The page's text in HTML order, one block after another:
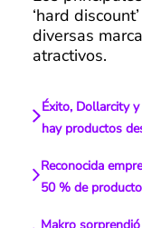
‘hard
diversas
atractivos.
Éxito, Dollarcity
hay productos
Reconocida
50 % de